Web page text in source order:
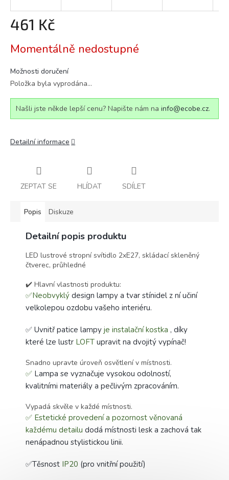
461 Kč
cena:
Momentálně nedostupné
Možnosti doručení
Položka byla vyprodána…
Našli jste někde lepší cenu? Napište nám na info@ecobe.cz.
Detailní informace
ZEPTAT SE HLÍDAT SDÍLET
Popis Diskuze
Detailní popis produktu
LED lustrové stropní svítidlo 2xE27, skládací skleněný
čtverec, průhledné
✔️ Hlavní vlastnosti produktu:
✅Neobvyklý design lampy a tvar stínidel z ní učiní
velkolepou ozdobu vašeho interiéru.
✅ Uvnitř patice lampy je instalační kostka , díky
které lze lustr LOFT upravit na dvojitý vypínač!
Snadno upravte úroveň osvětlení v místnosti.
✅ Lampa se vyznačuje vysokou odolností,
kvalitními materiály a pečlivým zpracováním.
Vypadá skvěle v každé místnosti.
✅ Estetické provedení a pozornost věnovaná
každému detailu dodá místnosti lesk a zachová tak
nenápadnou stylistickou linii.
✅Těsnost IP20 (pro vnitřní použití)